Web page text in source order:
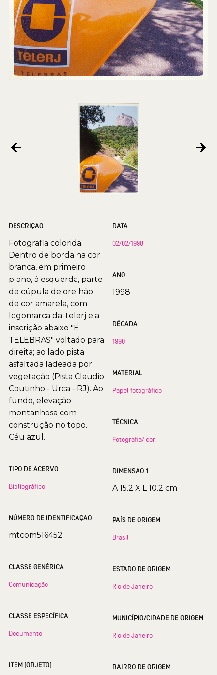
DESCRIÇÃO
Fotografia colorida.
Dentro de borda na cor
branca, em primeiro
plano, à esquerda, parte
de cúpula de orelhão
de cor amarela, com
logomarca da Telerj e a
inscrição abaixo "É
TELEBRAS" voltado para
direita; ao lado pista
asfaltada ladeada por
vegetação (Pista Claudio
Coutinho - Urca - RJ). Ao
fundo, elevação
montanhosa com
construção no topo.
Céu azul.
TIPO DE ACERVO
Bibliográfico
NÚMERO DE IDENTIFICAÇÃO
mtcom516452
CLASSE GENÉRICA
Comunicação
CLASSE ESPECÍFICA
Documento
ITEM (OBJETO)
DATA
02/02/1998
ANO
1998
DÉCADA
1990
MATERIAL
Papel fotográfico
TÉCNICA
Fotografia/ cor
DIMENSÃO 1
A 15.2 X L 10.2 cm
PAÍS DE ORIGEM
Brasil
ESTADO DE ORIGEM
Rio de Janeiro
MUNICÍPIO/CIDADE DE ORIGEM
Rio de Janeiro
BAIRRO DE ORIGEM